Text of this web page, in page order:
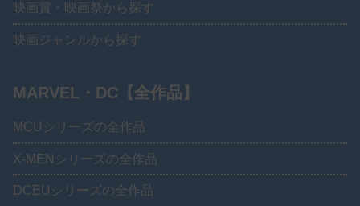
映画賞・映画祭から探す
映画ジャンルから探す
MARVEL・DC【全作品】
MCUシリーズの全作品
X-MENシリーズの全作品
DCEUシリーズの全作品